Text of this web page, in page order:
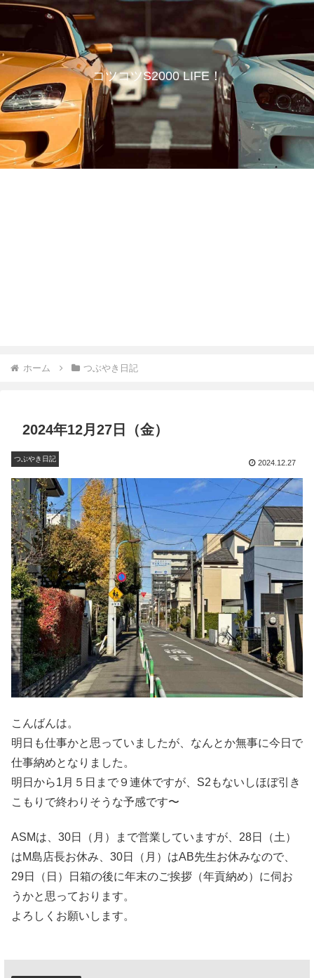
コツコツS2000 LIFE！
ホーム つぶやき日記
2024年12月27日（金）
つぶやき日記
2024.12.27
こんばんは。
明日も仕事かと思っていましたが、なんとか無事に今日で
仕事納めとなりました。
明日から1月５日まで９連休ですが、S2もないしほぼ引き
こもりで終わりそうな予感です〜
ASMは、30日（月）まで営業していますが、28日（土）
はM島店長お休み、30日（月）はAB先生お休みなので、
29日（日）日箱の後に年末のご挨拶（年貢納め）に伺お
うかと思っております。
よろしくお願いします。